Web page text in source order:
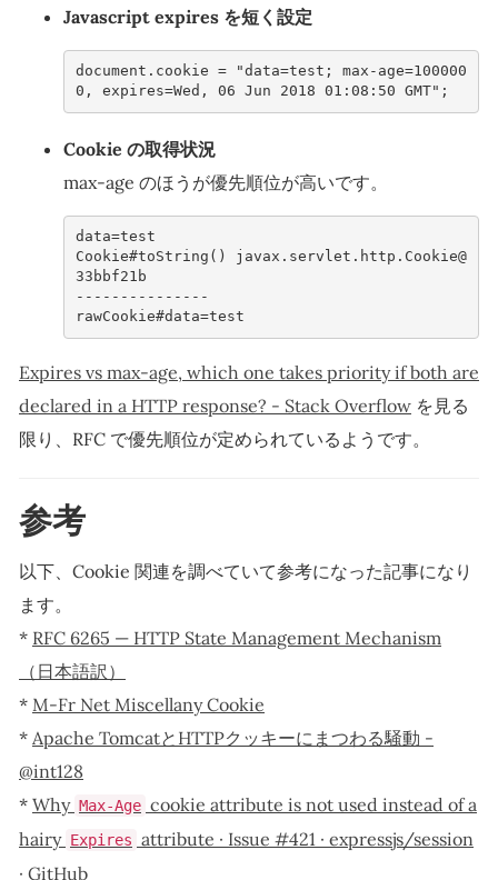
Javascript expires を短く設定
document.cookie = "data=test; max-age=100000
0, expires=Wed, 06 Jun 2018 01:08:50 GMT";
Cookie の取得状況
max-age のほうが優先順位が高いです。
data=test
Cookie#toString() javax.servlet.http.Cookie@
33bbf21b
---------------
rawCookie#data=test
Expires vs max-age, which one takes priority if both are
declared in a HTTP response? - Stack Overflow を見る
限り、RFC で優先順位が定められているようです。
参考
以下、Cookie 関連を調べていて参考になった記事になり
ます。
* RFC 6265 — HTTP State Management Mechanism
（日本語訳）
* M-Fr Net Miscellany Cookie
* Apache TomcatとHTTPクッキーにまつわる騒動 -
@int128
* Why Max-Age cookie attribute is not used instead of a
hairy Expires attribute · Issue #421 · expressjs/session
· GitHub